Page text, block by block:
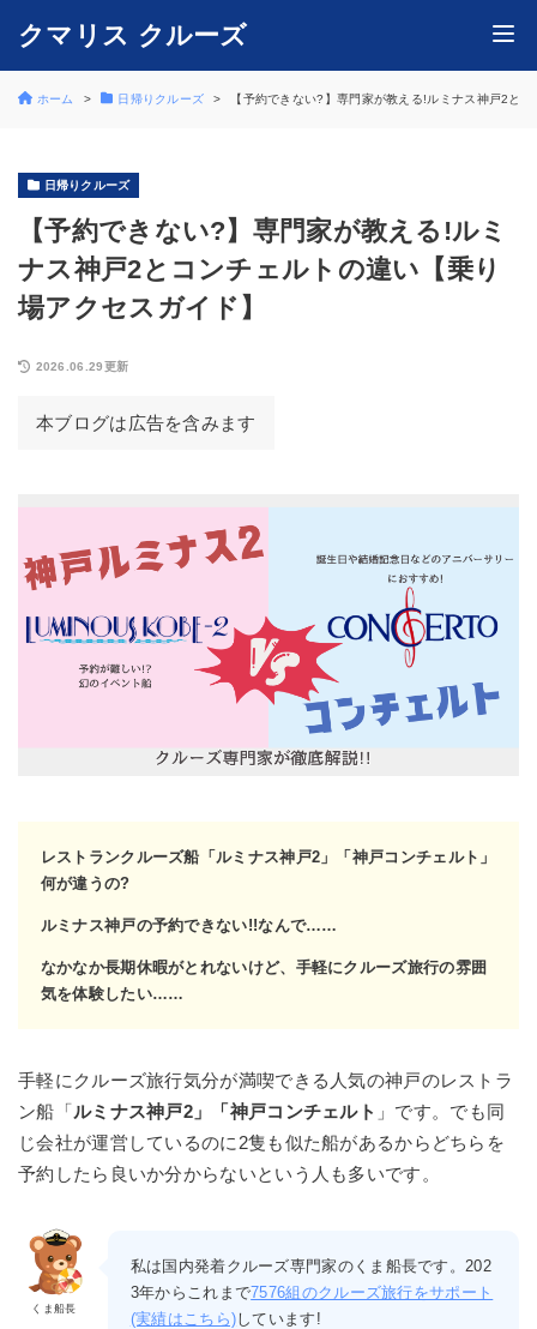
クマリス クルーズ
ホーム 日帰りクルーズ 【予約できない?】専門家が教える!ルミナス神戸2と
日帰りクルーズ
【予約できない?】専門家が教える!ルミ
ナス神戸2とコンチェルトの違い【乗り
場アクセスガイド】
2026.06.29更新
本ブログは広告を含みます
レストランクルーズ船「ルミナス神戸2」「神戸コンチェルト」
何が違うの?
ルミナス神戸の予約できない!!なんで……
なかなか長期休暇がとれないけど、手軽にクルーズ旅行の雰囲
気を体験したい……
手軽にクルーズ旅行気分が満喫できる人気の神戸のレストラ
ン船「ルミナス神戸2」「神戸コンチェルト 」です。でも同
じ会社が運営しているのに2隻も似た船があるからどちらを
予約したら良いか分からないという人も多いです。
くま船長
私は国内発着クルーズ専門家のくま船長です。202
3年からこれまで7576組のクルーズ旅行をサポート
(実績はこちら)しています!